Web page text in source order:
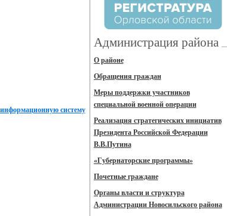
систему
Администрация района
О районе
Обращения граждан
Меры поддержки участников
специальной военной операции
Реализация стратегических инициатив
Президента Российской Федерации
В.В.Путина
«Губернаторские программы»
Почетные граждане
Органы власти и структура
Администрации Новосильского района